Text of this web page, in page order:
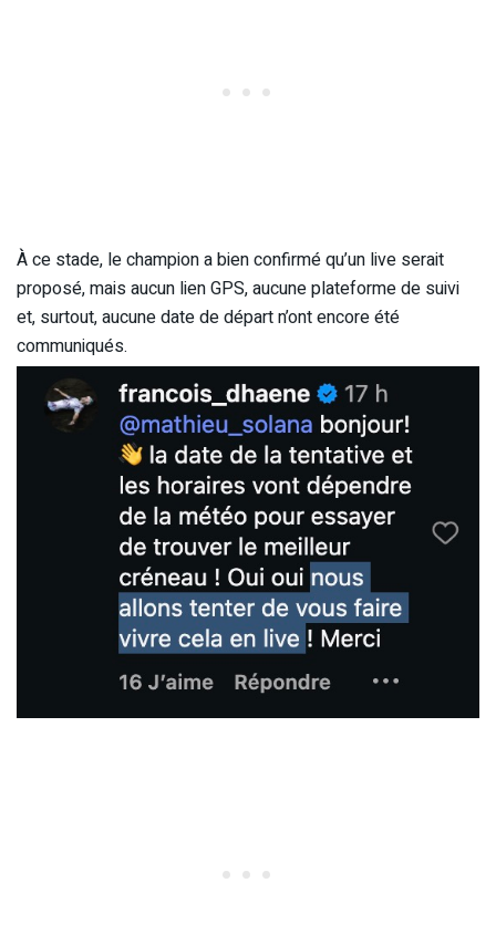
À ce stade, le champion a bien confirmé qu’un live serait
proposé, mais aucun lien GPS, aucune plateforme de suivi
et, surtout, aucune date de départ n’ont encore été
communiqués.